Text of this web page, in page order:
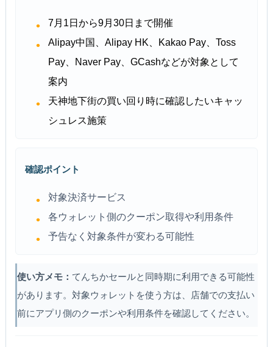
7月1日から9月30日まで開催
Alipay中国、Alipay HK、Kakao Pay、Toss
Pay、Naver Pay、GCashなどが対象として
案内
天神地下街の買い回り時に確認したいキャッ
シュレス施策
確認ポイント
対象決済サービス
各ウォレット側のクーポン取得や利用条件
予告なく対象条件が変わる可能性
使い方メモ： てんちかセールと同時期に利用できる可能性
があります。対象ウォレットを使う方は、店舗での支払い
前にアプリ側のクーポンや利用条件を確認してください。